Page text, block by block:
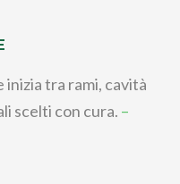
inizia tra rami, cavità
scelti con cura. –